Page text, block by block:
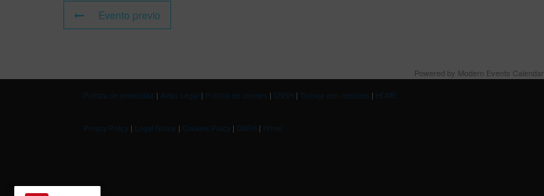
Evento previo
Powered by Modern Events Calendar
Política de privacidad | Aviso Legal | Política de cookies | DNSH | Trabaja con nosotros | HOME
Privacy Policy | Legal Notice | Cookies Policy | DNSH | Home